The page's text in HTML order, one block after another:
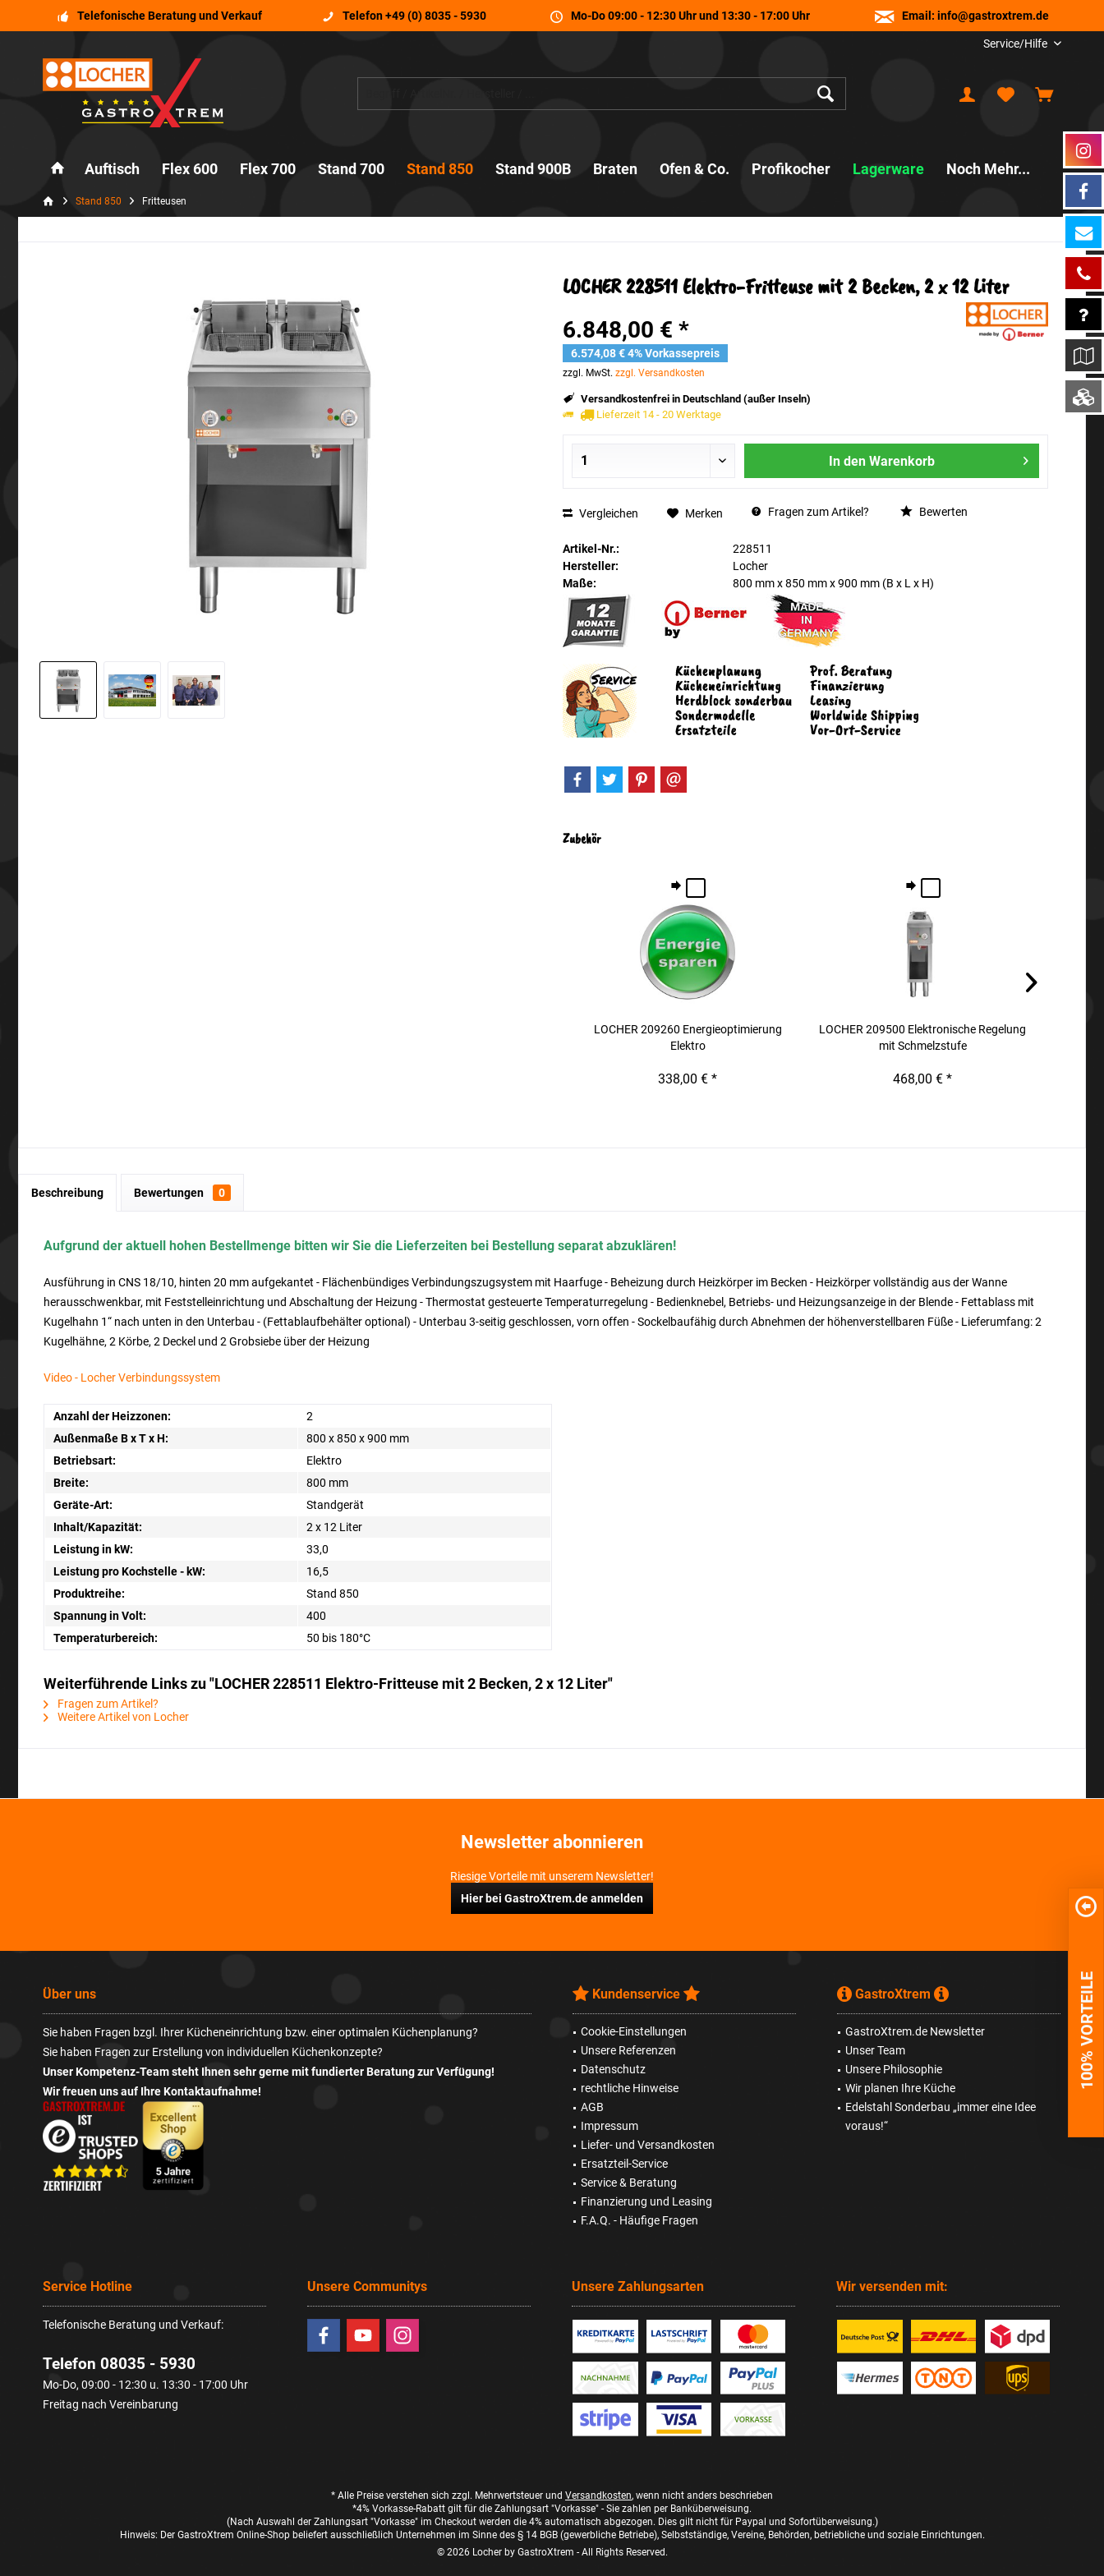
Telefonische Beratung und Verkauf Telefon+49 (0) 8035 - 5930 Mo-Do 09:00 - 12:30 Uhr und 13:30 - 17:00 Uhr Email: info@gastroxtrem.de
Service/Hilfe
Auftisch Flex 600 Flex 700 Stand 700 Stand 850 Stand 900B Braten Ofen & Co. Profikocher Lagerware Noch Mehr...
Stand 850 Fritteusen
LOCHER 228511 Elektro-Fritteuse mit 2 Becken, 2 x 12 Liter
6.848,00 € *
6.574,08 € 4% Vorkassepreis
zzgl. MwSt. zzgl. Versandkosten
Versandkostenfrei in Deutschland (außer Inseln)
Lieferzeit 14 - 20 Werktage
In den Warenkorb
Vergleichen Merken Fragen zum Artikel? Bewerten
Artikel-Nr.:
228511
Hersteller:
Locher
Maße:
800 mmx850 mmx900 mm(B x L x H)
Zubehör
LOCHER 209260 Energieoptimierung
Elektro
338,00 € *
LOCHER 209500 Elektronische Regelung
mit Schmelzstufe
468,00 € *
Beschreibung Bewertungen 0
Aufgrund der aktuell hohen Bestellmenge bitten wir Sie die Lieferzeiten bei Bestellung separat abzuklären!
Ausführung in CNS 18/10, hinten 20 mm aufgekantet - Flächenbündiges Verbindungszugsystem mit Haarfuge - Beheizung durch Heizkörper im Becken - Heizkörper vollständig aus der Wanne
herausschwenkbar, mit Feststelleinrichtung und Abschaltung der Heizung - Thermostat gesteuerte Temperaturregelung - Bedienknebel, Betriebs- und Heizungsanzeige in der Blende - Fettablass mit
Kugelhahn 1“ nach unten in den Unterbau - (Fettablaufbehälter optional) - Unterbau 3-seitig geschlossen, vorn offen - Sockelbaufähig durch Abnehmen der höhenverstellbaren Füße - Lieferumfang: 2
Kugelhähne, 2 Körbe, 2 Deckel und 2 Grobsiebe über der Heizung
Video - Locher Verbindungssystem
Anzahl der Heizzonen:
2
Außenmaße B x T x H:
800 x 850 x 900 mm
Betriebsart:
Elektro
Breite:
800 mm
Geräte-Art:
Standgerät
Inhalt/Kapazität:
2 x 12 Liter
Leistung in kW:
33,0
Leistung pro Kochstelle - kW:
16,5
Produktreihe:
Stand 850
Spannung in Volt:
400
Temperaturbereich:
50 bis 180°C
Weiterführende Links zu "LOCHER 228511 Elektro-Fritteuse mit 2 Becken, 2 x 12 Liter"
Fragen zum Artikel?
Weitere Artikel von Locher
Newsletter abonnieren
Riesige Vorteile mit unserem Newsletter!
Hier bei GastroXtrem.de anmelden
Über uns
Sie haben Fragen bzgl. Ihrer Kücheneinrichtung bzw. einer optimalen Küchenplanung?
Sie haben Fragen zur Erstellung von individuellen Küchenkonzepte?
Unser Kompetenz-Team steht Ihnen sehr gerne mit fundierter Beratung zur Verfügung!
Wir freuen uns auf Ihre Kontaktaufnahme!
Kundenservice
Cookie-Einstellungen
Unsere Referenzen
Datenschutz
rechtliche Hinweise
AGB
Impressum
Liefer- und Versandkosten
Ersatzteil-Service
Service & Beratung
Finanzierung und Leasing
F.A.Q. - Häufige Fragen
GastroXtrem
GastroXtrem.de Newsletter
Unser Team
Unsere Philosophie
Wir planen Ihre Küche
Edelstahl Sonderbau „immer eine Idee
voraus!“
Service Hotline
Telefonische Beratung und Verkauf:
Telefon 08035 - 5930
Mo-Do, 09:00 - 12:30 u. 13:30 - 17:00 Uhr
Freitag nach Vereinbarung
Unsere Communitys Unsere Zahlungsarten Wir versenden mit:
* Alle Preise verstehen sich zzgl. Mehrwertsteuer und Versandkosten, wenn nicht anders beschrieben
*4% Vorkasse-Rabatt gilt für die Zahlungsart "Vorkasse" - Sie zahlen per Banküberweisung.
(Nach Auswahl der Zahlungsart "Vorkasse" im Checkout werden die 4% automatisch abgezogen. Dies gilt nicht für Paypal und Sofortüberweisung.)
Hinweis: Der GastroXtrem Online-Shop beliefert ausschließlich Unternehmen im Sinne des § 14 BGB (gewerbliche Betriebe), Selbstständige, Vereine, Behörden, betriebliche und soziale Einrichtungen.
© 2026 Locher by GastroXtrem - All Rights Reserved.
100% VORTEILE